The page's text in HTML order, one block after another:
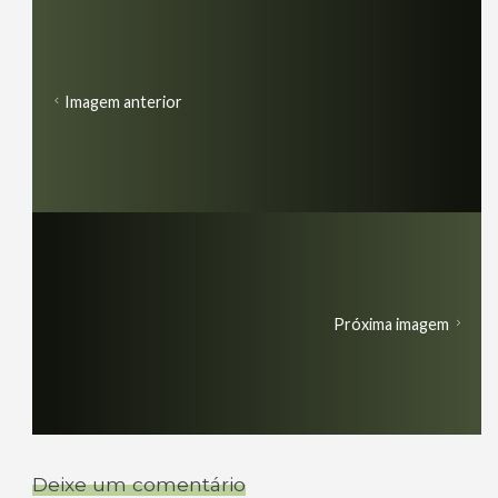
Imagem anterior
Próxima imagem
Deixe um comentário